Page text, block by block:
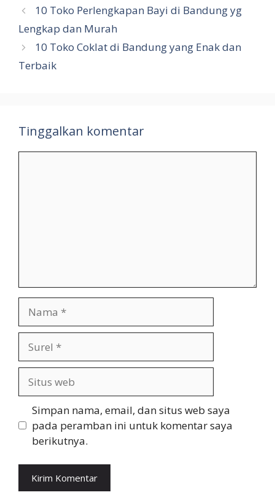
10 Toko Perlengkapan Bayi di Bandung yg
Lengkap dan Murah
10 Toko Coklat di Bandung yang Enak dan
Terbaik
Tinggalkan komentar
web
Simpan nama, email, dan situs web saya
pada peramban ini untuk komentar saya
berikutnya.